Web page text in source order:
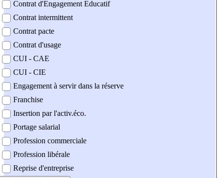
Contrat d'Engagement Educatif
Contrat intermittent
Contrat pacte
Contrat d'usage
CUI - CAE
CUI - CIE
Engagement à servir dans la réserve
Franchise
Insertion par l'activ.éco.
Portage salarial
Profession commerciale
Profession libérale
Reprise d'entreprise